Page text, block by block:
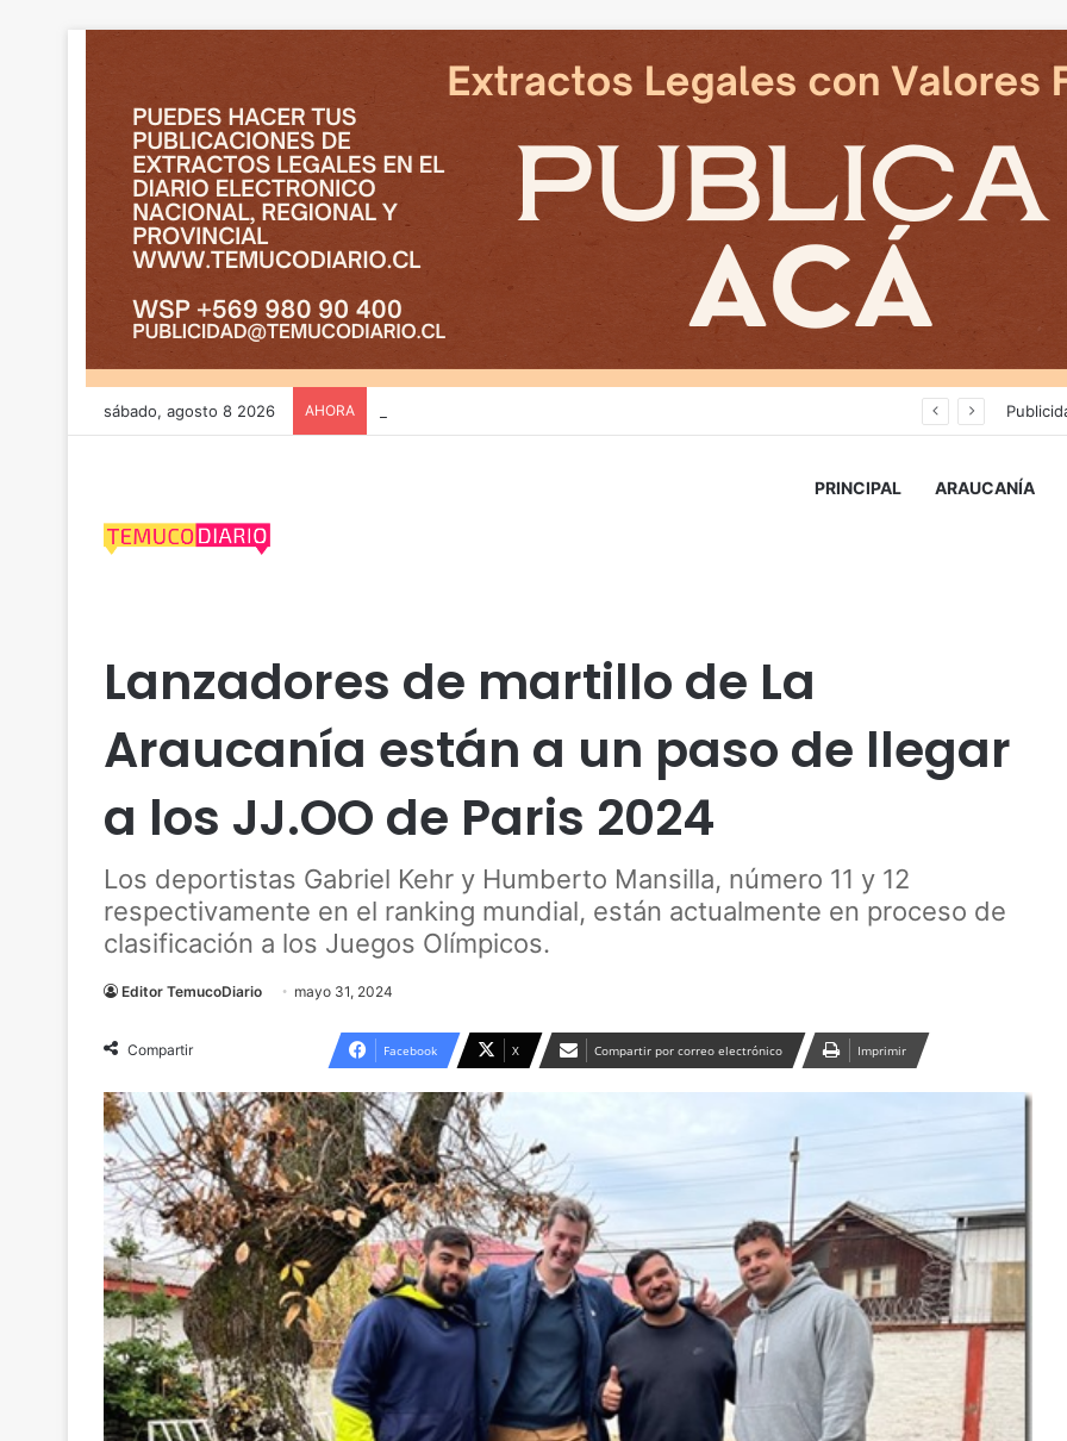
sábado, agosto 8 2026 AHORA
PRINCIPAL ARAUCANÍA
Lanzadores de martillo de La
Araucanía están a un paso de llegar
a los JJ.OO de Paris 2024
Los deportistas Gabriel Kehr y Humberto Mansilla, número 11 y 12
respectivamente en el ranking mundial, están actualmente en proceso de
clasificación a los Juegos Olímpicos.
Editor TemucoDiario mayo 31, 2024
Compartir Facebook X Compartir por correo electrónico Imprimir